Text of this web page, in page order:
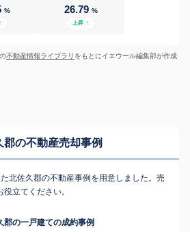
%
↑
26.79 %
上昇 ↑
不動産情報ライブラリ をもとにイエウール編集部が作成
郡の不動産売却事例
北佐久郡の不動産事例を用意しました。売
立てください。
郡の一戸建ての成約事例